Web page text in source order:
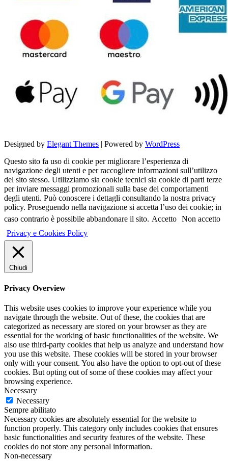
Designed by Elegant Themes | Powered by WordPress
Questo sito fa uso di cookie per migliorare l’esperienza di
navigazione degli utenti e per raccogliere informazioni sull’utilizzo
del sito stesso. Utilizziamo sia cookie tecnici sia cookie di parti terze
per inviare messaggi promozionali sulla base dei comportamenti
degli utenti. Può conoscere i dettagli consultando la nostra privacy
policy. Proseguendo nella navigazione si accetta l’uso dei cookie; in
caso contrario è possibile abbandonare il sito. Accetto Non accetto
Privacy e Cookies Policy
Chiudi
Privacy Overview
This website uses cookies to improve your experience while you
navigate through the website. Out of these, the cookies that are
categorized as necessary are stored on your browser as they are
essential for the working of basic functionalities of the website. We
also use third-party cookies that help us analyze and understand how
you use this website. These cookies will be stored in your browser
only with your consent. You also have the option to opt-out of these
cookies. But opting out of some of these cookies may affect your
browsing experience.
Necessary
Necessary
Sempre abilitato
Necessary cookies are absolutely essential for the website to
function properly. This category only includes cookies that ensures
basic functionalities and security features of the website. These
cookies do not store any personal information.
Non-necessary